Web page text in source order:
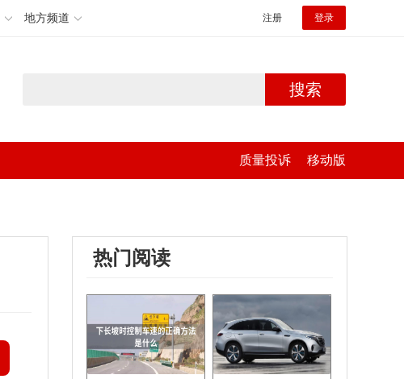
地方频道 注册 登录
搜索
质量投诉 移动版
热门阅读